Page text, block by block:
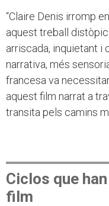
“Claire Denis irromp
aquest treball
arriscada, inquietant i
narrativa, més
francesa va
aquest film narrat a
transita pels camins
Ciclos que
film